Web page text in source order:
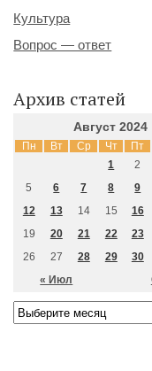
Культура
Вопрос — ответ
Архив статей
Август 2024
Пн Вт Ср Чт Пт
« Июл
1 2
5
6 7 8 9
12
13 14 15 16
19
20 21 22 23
26
27 28 29 30